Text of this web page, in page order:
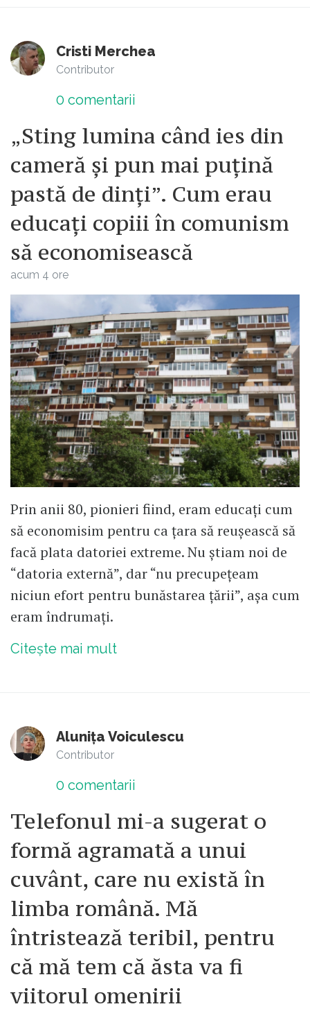
Cristi Merchea
Contributor
0 comentarii
„Sting lumina când ies din
cameră și pun mai puțină
pastă de dinți”. Cum erau
educați copiii în comunism
să economisească
acum 4 ore
Prin anii 80, pionieri fiind, eram educați cum
să economisim pentru ca țara să reușească să
facă plata datoriei extreme. Nu știam noi de
“datoria externă”, dar “nu precupețeam
niciun efort pentru bunăstarea țării”, așa cum
eram îndrumați.
Citește mai mult
Alunița Voiculescu
Contributor
0 comentarii
Telefonul mi-a sugerat o
formă agramată a unui
cuvânt, care nu există în
limba română. Mă
întristează teribil, pentru
că mă tem că ăsta va fi
viitorul omenirii